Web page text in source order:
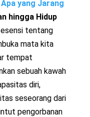
yang Jarang
hingga Hidup
tentang
mata kita
tempat
sebuah kawah
diri,
seseorang dari
pengorbanan